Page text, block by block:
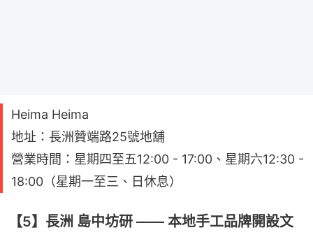
Heima Heima
地址：長洲贊端路25號地舖
營業時間：星期四至五12:00 - 17:00、星期六12:30 -
18:00（星期一至三、日休息）
【5】長洲 島中坊研 —— 本地手工品牌開設文